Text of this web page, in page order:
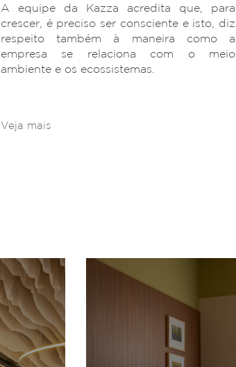
A equipe da Kazza acredita que, para
crescer, é preciso ser consciente e isto, diz
respeito também à maneira como a
empresa se relaciona com o meio
ambiente e os ecossistemas.
Veja mais